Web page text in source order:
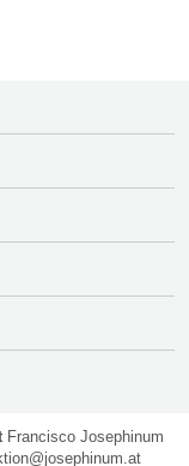
Francisco Josephinum